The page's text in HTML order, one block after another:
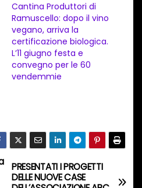
Cantina Produttori di
Ramuscello: dopo il vino
vegano, arriva la
certificazione biologica.
L’11 giugno festa e
convegno per le 60
vendemmie
PRESENTATI I PROGETTI
DELLE NUOVE CASE